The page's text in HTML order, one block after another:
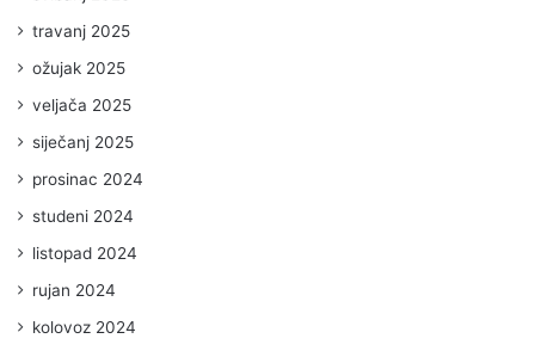
travanj 2025
ožujak 2025
veljača 2025
siječanj 2025
prosinac 2024
studeni 2024
listopad 2024
rujan 2024
kolovoz 2024